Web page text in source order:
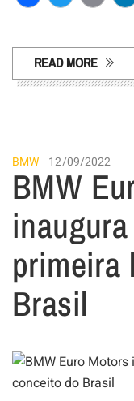
Facebook
Twitter
Email
READ MORE
BMW 12/09/2022
BMW
primeira
Brasil